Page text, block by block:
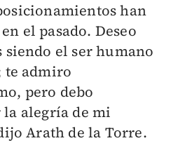
han
el pasado. Deseo
siendo el ser humano
te admiro
pero debo
la alegría de mi
Arath de la Torre.